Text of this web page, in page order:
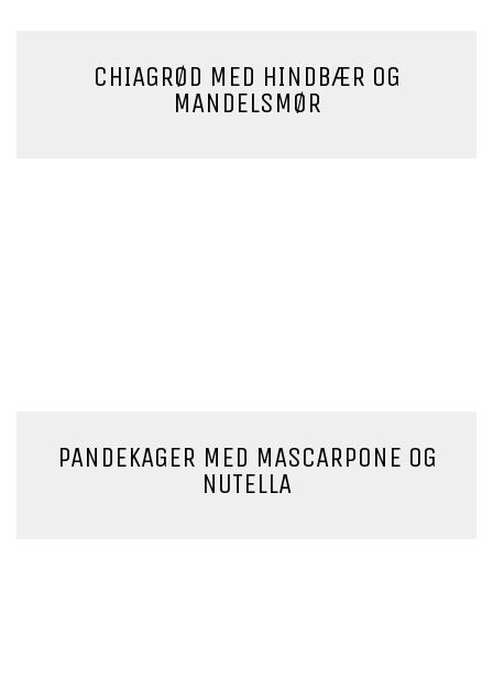
CHIAGRØD MED HINDBÆR OG
MANDELSMØR
PANDEKAGER MED MASCARPONE OG
NUTELLA